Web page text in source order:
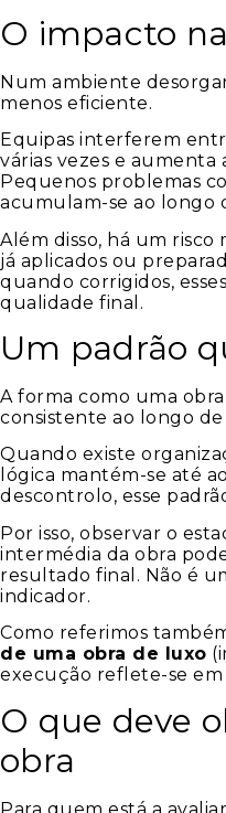
O impacto
Num ambiente
menos eficiente.
Equipas interferem
várias vezes e aumenta
Pequenos problemas
acumulam-se ao longo
Além disso, há um risco
já aplicados ou
quando corrigidos,
qualidade final.
Um padrão
A forma como uma
consistente ao longo
Quando existe
lógica mantém-se até
descontrolo, esse
Por isso, observar o
intermédia da obra
resultado final. Não é
indicador.
Como referimos
de uma obra de luxo
execução reflete-se em
O que deve
obra
Para quem está a